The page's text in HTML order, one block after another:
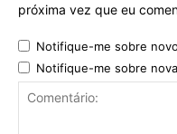
próxima vez que eu
Notifique-me sobre
Notifique-me sobre